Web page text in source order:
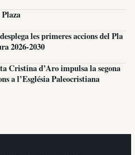
les primeres accions del Pla
2026-2030
Cristina d’Aro impulsa la segona
a l’Església Paleocristiana